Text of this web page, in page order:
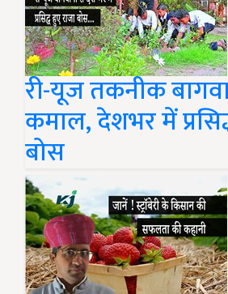
री-यूज तकनीक
कमाल, देशभर में
बोस